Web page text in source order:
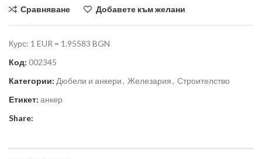
Сравняване Добавете към желани
Курс: 1 EUR = 1.95583 BGN
Код: 002345
Категории: Дюбели и анкери, Железария, Строителство
Етикет: анкер
Share: